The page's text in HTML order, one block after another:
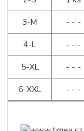
3-M
- - -
4-L
- - -
5-XL
- - -
6-XXL
- - -